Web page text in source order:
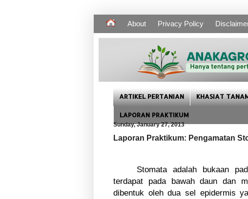
About Privacy Policy
ARTIKEL PERTANIAN KHASIAT
LAPORAN PRAKTIKUM
Sunday, January 27, 2013
Laporan Praktikum: Pengamatan
Stomata adalah bukaan
terdapat pada bawah daun dan
dibentuk oleh dua sel epidermis